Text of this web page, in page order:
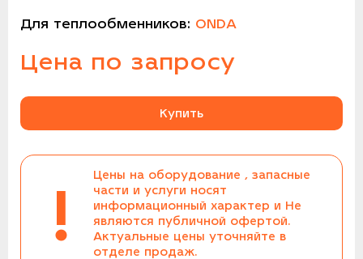
Для теплообменников: ONDA
Цена по запросу
Купить
!
Цены на оборудование , запасные
части и услуги носят
информационный характер и Не
являются публичной офертой.
Актуальные цены уточняйте в
отделе продаж.